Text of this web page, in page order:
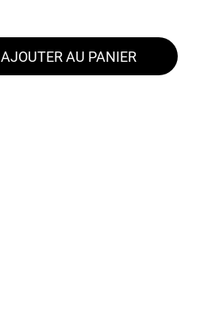
AJOUTER AU PANIER